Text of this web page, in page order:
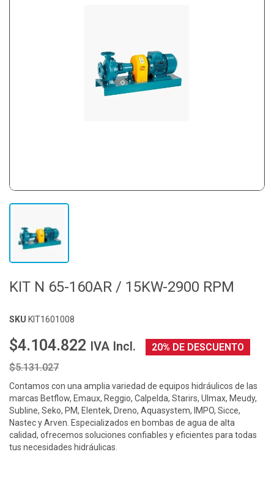
KIT N 65-160AR / 15KW-2900 RPM
SKU KIT1601008
$4.104.822 IVA Incl.
20% DE DESCUENTO
$5.131.027
Contamos con una amplia variedad de equipos hidráulicos de las
marcas Betflow, Emaux, Reggio, Calpelda, Starirs, Ulmax, Meudy,
Subline, Seko, PM, Elentek, Dreno, Aquasystem, IMPO, Sicce,
Nastec y Arven. Especializados en bombas de agua de alta
calidad, ofrecemos soluciones confiables y eficientes para todas
tus necesidades hidráulicas.